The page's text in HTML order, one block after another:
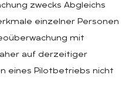
zwecks Abgleichs
einzelner Personen
mit
auf derzeitiger
eines Pilotbetriebs nicht